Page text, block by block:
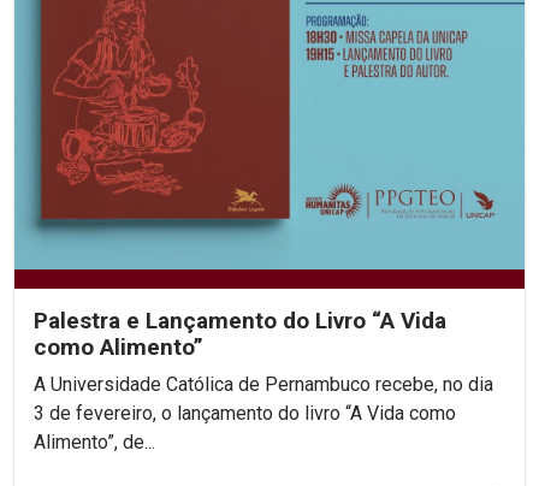
Palestra e Lançamento do Livro “A Vida
como Alimento”
A Universidade Católica de Pernambuco recebe, no dia
3 de fevereiro, o lançamento do livro “A Vida como
Alimento”, de...